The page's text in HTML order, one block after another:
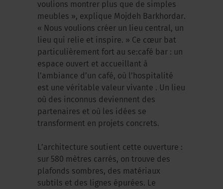
voulions montrer plus que de simples
meubles », explique Mojdeh Barkhordar.
« Nous voulions créer un lieu central, un
lieu qui relie et inspire. » Ce cœur bat
particulièrement fort au se:café bar : un
espace ouvert et accueillant à
l’ambiance d’un café, où l’hospitalité
est une véritable valeur vivante . Un lieu
où des inconnus deviennent des
partenaires et où les idées se
transforment en projets concrets.
L’architecture soutient cette ouverture :
sur 580 mètres carrés, on trouve des
plafonds sombres, des matériaux
subtils et des lignes épurées. Le